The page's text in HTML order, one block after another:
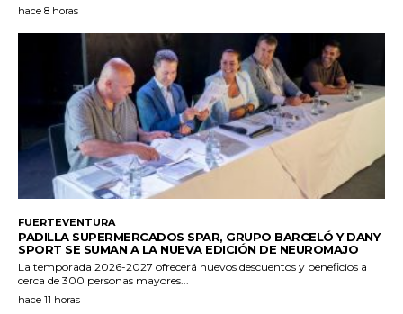
hace 8 horas
FUERTEVENTURA
PADILLA SUPERMERCADOS SPAR, GRUPO BARCELÓ Y DANY
SPORT SE SUMAN A LA NUEVA EDICIÓN DE NEUROMAJO
La temporada 2026-2027 ofrecerá nuevos descuentos y beneficios a
cerca de 300 personas mayores...
hace 11 horas